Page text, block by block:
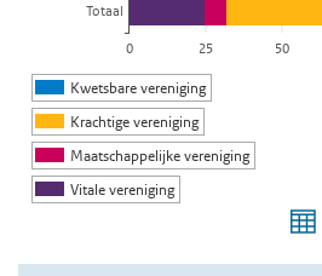
0 25 50
Totaal
Kwetsbare vereniging
Krachtige vereniging
Maatschappelijke vereniging
Vitale vereniging